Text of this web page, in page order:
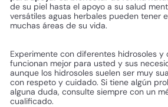
de su piel hasta el apoyo a su salud
versátiles aguas herbales pueden tener
muchas áreas de su vida.
Experimente con diferentes hidrosoles y
funcionan mejor para usted y sus
aunque los hidrosoles suelen ser muy
con respeto y cuidado. Si tiene algún
alguna duda, consulte siempre con un
cualificado.